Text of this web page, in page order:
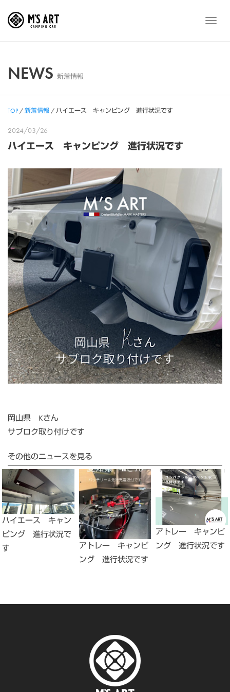
メ
NEWS 新着情報
TOP/新着情報 /ハイエース キャンピング 進行状況です
2024/03/26
ハイエース キャンピング 進行状況です
岡山県 Kさん
サブロク取り付けです
その他のニュースを見る
ハイエース キャン
ピング 進行状況で
す
アトレー キャンピ
ング 進行状況です
アトレー キャンピ
ング 進行状況です